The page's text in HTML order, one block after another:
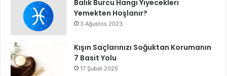
Balık Burcu Hangi Yiyecekleri
Yemekten Hoşlanır?
3 Ağustos 2023
Kışın Saçlarınızı Soğuktan Korumanın
7 Basit Yolu
17 Şubat 2025